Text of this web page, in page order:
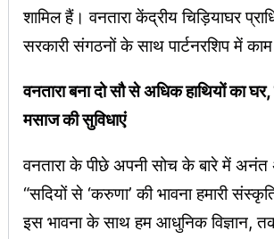
शामिल हैं। वनतारा केंद्रीय चिड़ियाघर
सरकारी संगठनों के साथ पार्टनरशिप में
वनतारा बना दो सौ से अधिक हाथियों का
मसाज की सुविधाएं
वनतारा के पीछे अपनी सोच के बारे में अनंत
“सदियों से ‘करुणा’ की भावना हमारी
इस भावना के साथ हम आधुनिक विज्ञान,